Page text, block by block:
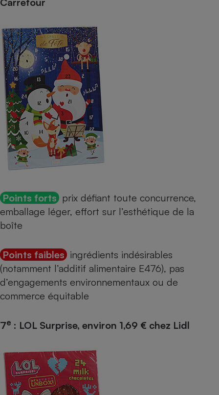
Points forts prix défiant toute concurrence,
emballage léger, effort sur l’esthétique de la
boîte
Points faibles ingrédients indésirables
(notamment l’additif alimentaire E476), pas
d’engagements environnementaux ou de
commerce équitable
7e : LOL Surprise, environ 1,69 € chez Lidl